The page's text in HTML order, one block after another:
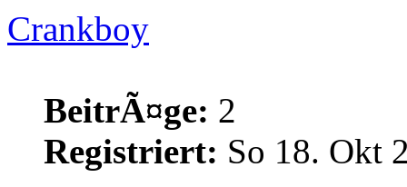
Crankboy
BeitrÃ¤ge: 2
Registriert: So 18. Okt